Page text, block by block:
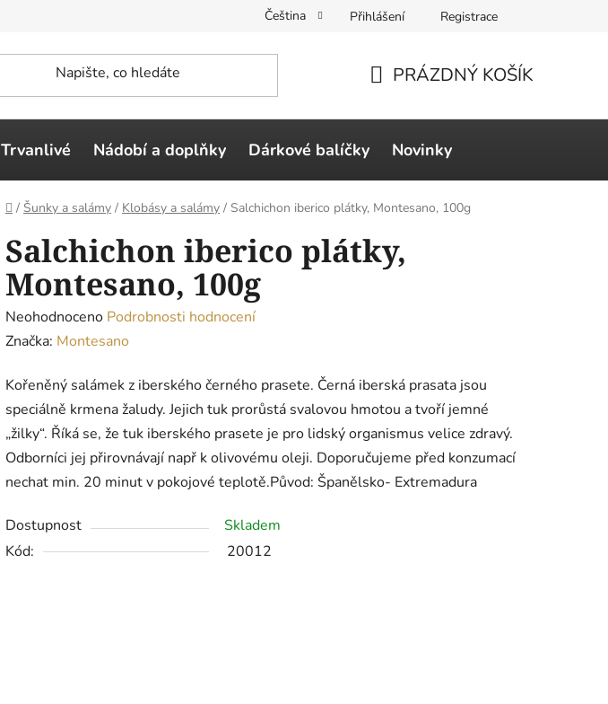
Čeština Přihlášení Registrace
KOŠÍK
PRÁZDNÝ KOŠÍK
Trvanlivé Nádobí a doplňky Dárkové balíčky Novinky
Domů
/ Šunky a salámy / Klobásy a salámy / Salchichon iberico plátky, Montesano, 100g
Salchichon iberico plátky,
Montesano, 100g
Průměrné
hodnocení
je
0,0
z
5
hvězdiček.
Neohodnoceno Podrobnosti hodnocení
Značka: Montesano
Kořeněný salámek z iberského černého prasete. Černá iberská prasata jsou
speciálně krmena žaludy. Jejich tuk prorůstá svalovou hmotou a tvoří jemné
„žilky“. Říká se, že tuk iberského prasete je pro lidský organismus velice zdravý.
Odborníci jej přirovnávají např k olivovému oleji. Doporučujeme před konzumací
nechat min. 20 minut v pokojové teplotě.Původ: Španělsko- Extremadura
Dostupnost
Skladem
Kód:
20012